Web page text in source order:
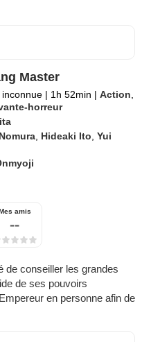
Master
| 1h 52min | Action
horreur
Hideaki Ito ,Yui
amis
--
de conseiller les grandes
de ses pouvoirs
en personne afin de